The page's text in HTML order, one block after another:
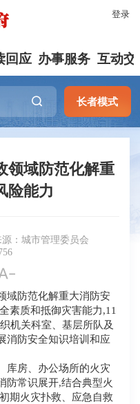
登录
回应 办事服务 互动交
长者模式
领域防范化解重
险能力
源：城市管理委员会
域防范化解重大消防安
素质和抵御灾害能力,11
机关科室、基层所队及
消防安全知识培训和应
库房、办公场所的火灾
防常识展开,结合典型火
期火灾扑救、应急自救